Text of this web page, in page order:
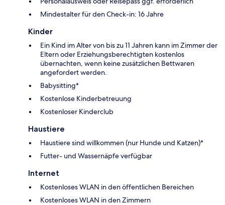
Mindestalter für den Check-in: 16 Jahre
Kinder
Ein Kind im Alter von bis zu 11 Jahren kann im Zimmer der
Eltern oder Erziehungsberechtigten kostenlos
übernachten, wenn keine zusätzlichen Bettwaren
angefordert werden.
Babysitting*
Kostenlose Kinderbetreuung
Kostenloser Kinderclub
Haustiere
Haustiere sind willkommen (nur Hunde und Katzen)*
Futter- und Wassernäpfe verfügbar
Internet
Kostenloses WLAN in den öffentlichen Bereichen
Kostenloses WLAN in den Zimmern